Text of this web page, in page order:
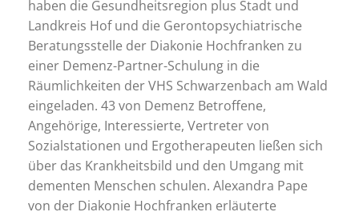
haben die Gesundheitsregion plus Stadt und
Landkreis Hof und die Gerontopsychiatrische
Beratungsstelle der Diakonie Hochfranken zu
einer Demenz-Partner-Schulung in die
Räumlichkeiten der VHS Schwarzenbach am Wald
eingeladen. 43 von Demenz Betroffene,
Angehörige, Interessierte, Vertreter von
Sozialstationen und Ergotherapeuten ließen sich
über das Krankheitsbild und den Umgang mit
dementen Menschen schulen. Alexandra Pape
von der Diakonie Hochfranken erläuterte